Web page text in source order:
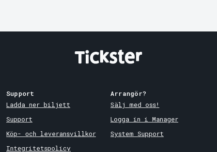
Support
Ladda ner biljett
Support
Köp- och leveransvillkor
Integritetspolicy
Arrangör?
Sälj med oss!
Logga in i Manager
System Support